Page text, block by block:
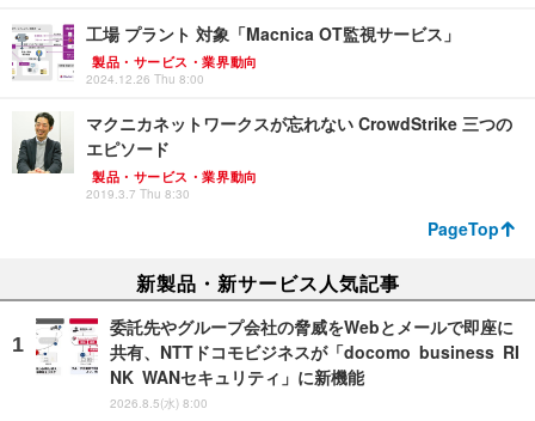
工場 プラント 対象「Macnica OT監視サービス」
製品・サービス・業界動向
2024.12.26 Thu 8:00
マクニカネットワークスが忘れない CrowdStrike 三つの
エピソード
製品・サービス・業界動向
2019.3.7 Thu 8:30
PageTop
新製品・新サービス人気記事
委託先やグループ会社の脅威をWebとメールで即座に
共有、NTTドコモビジネスが「docomo business RI
NK WANセキュリティ」に新機能
2026.8.5(水) 8:00